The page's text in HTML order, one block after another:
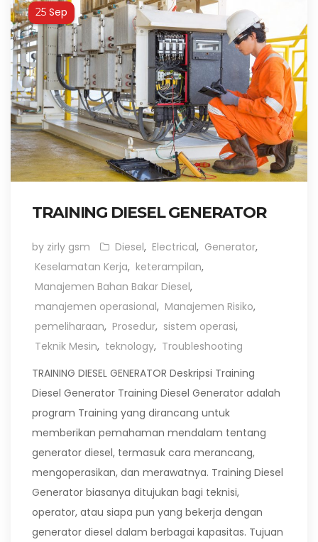
25 Sep
TRAINING DIESEL GENERATOR
by zirly gsm Diesel, Electrical, Generator,
Keselamatan Kerja, keterampilan,
Manajemen Bahan Bakar Diesel,
manajemen operasional, Manajemen Risiko,
pemeliharaan, Prosedur, sistem operasi,
Teknik Mesin, teknology, Troubleshooting
TRAINING DIESEL GENERATOR Deskripsi Training
Diesel Generator Training Diesel Generator adalah
program Training yang dirancang untuk
memberikan pemahaman mendalam tentang
generator diesel, termasuk cara merancang,
mengoperasikan, dan merawatnya. Training Diesel
Generator biasanya ditujukan bagi teknisi,
operator, atau siapa pun yang bekerja dengan
generator diesel dalam berbagai kapasitas. Tujuan